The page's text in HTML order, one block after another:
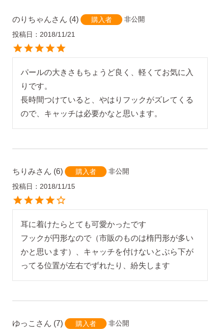
のりちゃん 4 購入者
非公開
投稿日
2018/11/21
パールの大きさもちょうど良く、軽くてお気に入
りです。
長時間つけていると、やはりフックがズレてくる
ので、キャッチは必要かなと思います。
ちりみ 6 購入者
非公開
投稿日
2018/11/15
耳に着けたらとても可愛かったです
フックが円形なので（市販のものは楕円形が多い
かと思います）、キャッチを付けないとぶら下が
ってる位置が左右でずれたり、紛失します
ゆっこ 7 購入者
非公開